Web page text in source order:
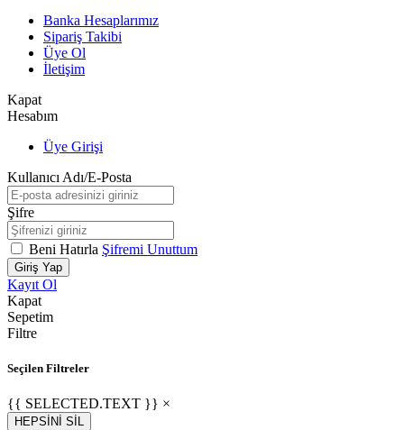
Banka Hesaplarımız
Sipariş Takibi
Üye Ol
İletişim
Kapat
Hesabım
Üye Girişi
Kullanıcı Adı/E-Posta
Şifre
Beni Hatırla Şifremi Unuttum
Giriş Yap
Kayıt Ol
Kapat
Sepetim
Filtre
Seçilen Filtreler
{{ SELECTED.TEXT }} ×
HEPSİNİ SİL